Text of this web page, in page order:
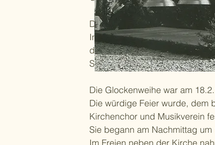
Die drei anderen, neuen
In einem Zeitungsartikel zur
diese drei neu gegossenen
So habe nun die alte e’-
Die Glockenweihe war am
Die würdige Feier wurde, dem
Kirchenchor und Musikverein
Sie begann am Nachmittag